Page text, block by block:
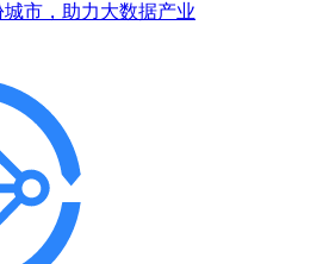
市，助力大数据产业